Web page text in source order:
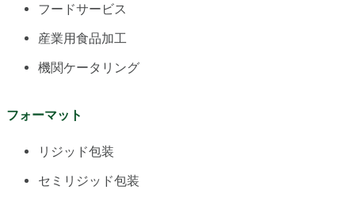
フードサービス
産業用食品加工
機関ケータリング
フォーマット
リジッド包装
セミリジッド包装